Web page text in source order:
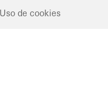
Uso de cookies